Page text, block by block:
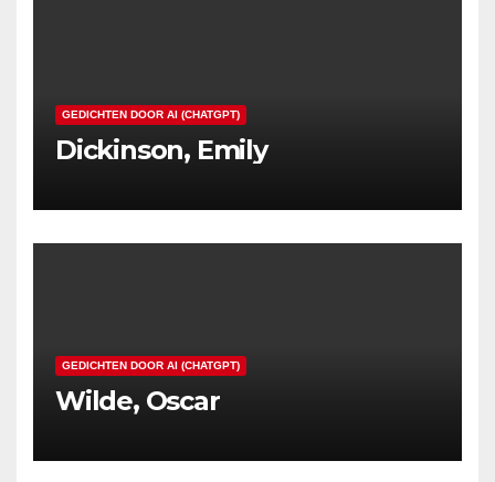
GEDICHTEN DOOR AI (CHATGPT)
Dickinson, Emily
GEDICHTEN DOOR AI (CHATGPT)
Wilde, Oscar